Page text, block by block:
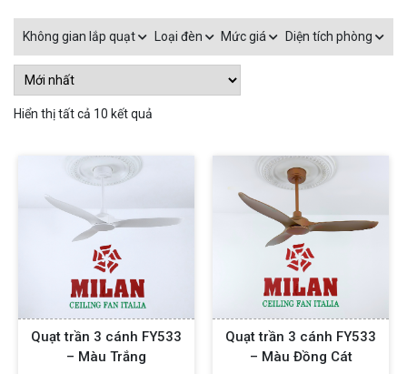
và trang trí cho không gian nội thất. Quạt phù hợp với
bất kỳ không gian nào cần cải thiện không khí như
phòng ngủ, phòng khách, bếp, quán cafe, nhà hàng,
khách sạn,...
Không gian lắp quạt Loại đèn Mức giá Diện tích phòng
Hiển thị tất cả 10 kết quả
Quạt trần 3 cánh FY533
– Màu Trắng
Quạt trần 3 cánh FY533
– Màu Đồng Cát